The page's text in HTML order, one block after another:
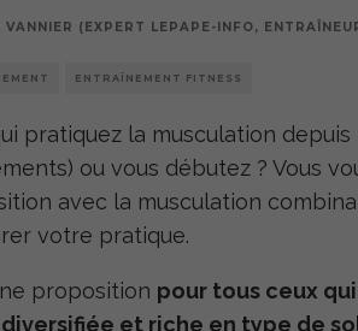
VANNIER (EXPERT LEPAPE-INFO,
ENTRAÎNEMENT FITNESS
pratiquez la musculation
ou vous débutez ? Vous
avec la musculation
votre pratique.
proposition pour tous ceux
et riche en type de